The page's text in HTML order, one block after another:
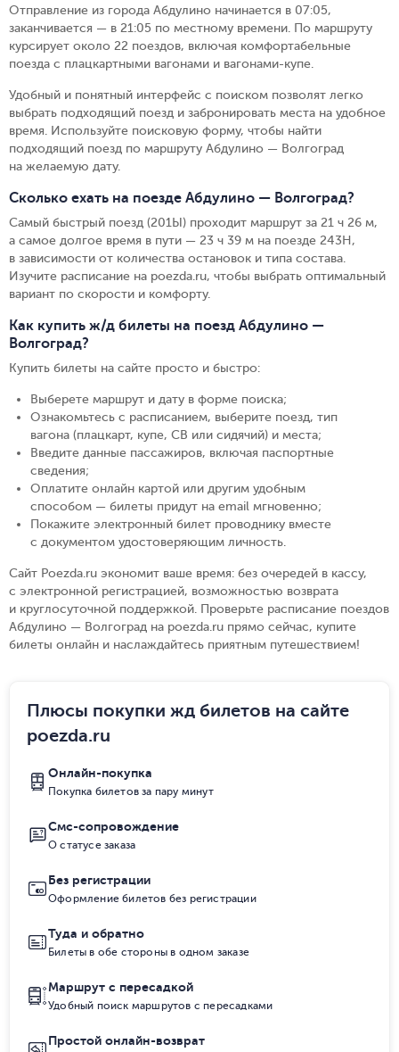
Отправление из города Абдулино начинается в 07:05,
заканчивается — в 21:05 по местному времени. По маршруту
курсирует около 22 поездов, включая комфортабельные
поезда с плацкартными вагонами и вагонами-купе.
Удобный и понятный интерфейс с поиском позволят легко
выбрать подходящий поезд и забронировать места на удобное
время. Используйте поисковую форму, чтобы найти
подходящий поезд по маршруту Абдулино — Волгоград
на желаемую дату.
Сколько ехать на поезде Абдулино — Волгоград?
Самый быстрый поезд (201Ы) проходит маршрут за 21 ч 26 м,
а самое долгое время в пути — 23 ч 39 м на поезде 243Н,
в зависимости от количества остановок и типа состава.
Изучите расписание на poezda.ru, чтобы выбрать оптимальный
вариант по скорости и комфорту.
Как купить ж/д билеты на поезд Абдулино —
Волгоград?
Купить билеты на сайте просто и быстро:
Выберете маршрут и дату в форме поиска;
Ознакомьтесь с расписанием, выберите поезд, тип
вагона (плацкарт, купе, СВ или сидячий) и места;
Введите данные пассажиров, включая паспортные
сведения;
Оплатите онлайн картой или другим удобным
способом — билеты придут на email мгновенно;
Покажите электронный билет проводнику вместе
с документом удостоверяющим личность.
Сайт Poezda.ru экономит ваше время: без очередей в кассу,
с электронной регистрацией, возможностью возврата
и круглосуточной поддержкой. Проверьте расписание поездов
Абдулино — Волгоград на poezda.ru прямо сейчас, купите
билеты онлайн и наслаждайтесь приятным путешествием!
Плюсы покупки жд билетов на сайте
poezda.ru
Онлайн-покупка
Покупка билетов за пару минут
Смс-сопровождение
О статусе заказа
Без регистрации
Оформление билетов без регистрации
Туда и обратно
Билеты в обе стороны в одном заказе
Маршрут с пересадкой
Удобный поиск маршрутов с пересадками
Простой онлайн-возврат